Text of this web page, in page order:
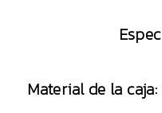
Material de la